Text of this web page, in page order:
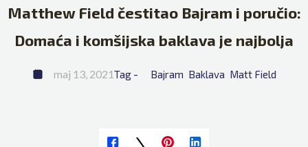
Matthew Field čestitao Bajram i poručio:
Domaća i komšijska baklava je najbolja
maj 13, 2021Tag - Bajram Baklava Matt Field